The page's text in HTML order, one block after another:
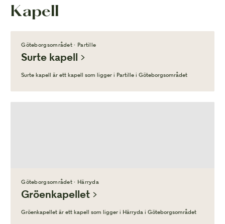
Kapell
Göteborgsområdet · Partille
Surte kapell
Surte kapell är ett kapell som ligger i Partille i Göteborgsområdet
Göteborgsområdet · Härryda
Gröenkapellet
Gröenkapellet är ett kapell som ligger i Härryda i Göteborgsområdet